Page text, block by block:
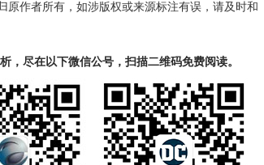
作者所有，如涉版权或来源标注有误，请及时和
，尽在以下微信公号，扫描二维码免费阅读。